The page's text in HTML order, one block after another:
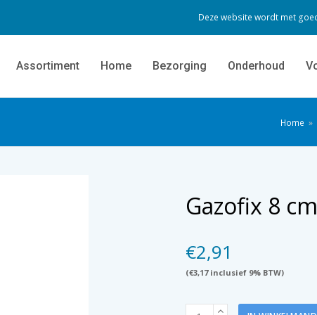
Deze website wordt met
Assortiment Home Bezorging Onderhoud
Home »
Gazofix 8
€2,91
(€3,17inclusief 9% BTW)
Gazofix